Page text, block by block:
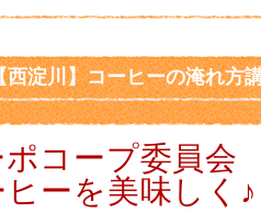
西淀川】コーヒーの淹れ方
コープ委員会
ヒーを美味しく